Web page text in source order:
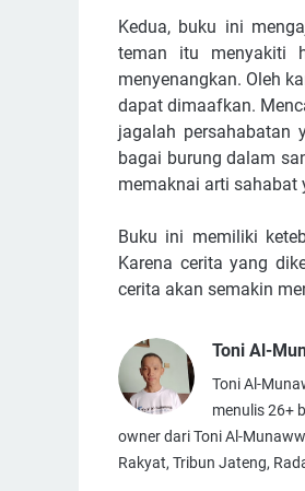
Kedua, buku ini
teman itu menyakiti
menyenangkan. Oleh
dapat dimaafkan.
jagalah persahabatan
bagai burung dalam
memaknai arti sahabat
Buku ini memiliki
Karena cerita yang
cerita akan semakin
Toni Al-
Toni Al-
menulis 26+
owner dari Toni Al-
Rakyat, Tribun Jateng,